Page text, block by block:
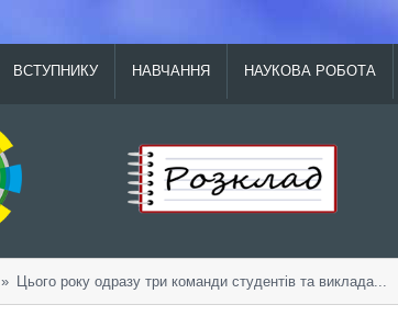
ВСТУПНИКУ НАВЧАННЯ НАУКОВА РОБОТА
Цього року одразу три команди студентів та виклада...